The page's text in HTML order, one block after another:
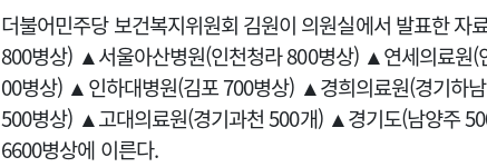
더불어민주당 보건복지위원회 김원이 의원실에서 발표한
800병상) ▲서울아산병원(인천청라 800병상) ▲연세의료원
00병상) ▲인하대병원(김포 700병상) ▲경희의료원(경기하
500병상) ▲고대의료원(경기과천 500개) ▲경기도(남양주
6600병상에 이른다.